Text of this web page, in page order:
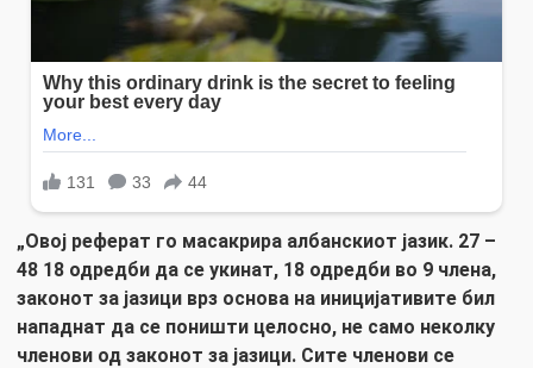
„Овој реферат го масакрира албанскиот јазик. 27 –
48 18 одредби да се укинат, 18 одредби во 9 члена,
законот за јазици врз основа на иницијативите бил
нападнат да се поништи целосно, не само неколку
членови од законот за јазици. Сите членови се